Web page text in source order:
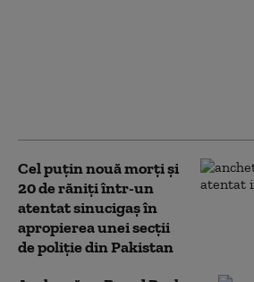
Cel puţin nouă morţi şi
20 de răniţi într-un
atentat sinucigaş în
apropierea unei secţii
de poliţie din Pakistan